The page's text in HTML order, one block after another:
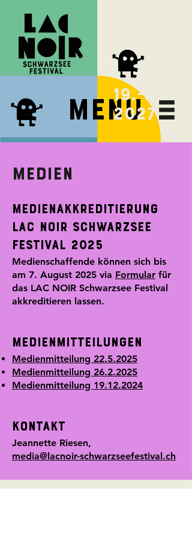
Menu
19.-21.8
2027
Medien
Medienakkreditierung
LAC NOIR Schwarzsee
Festival 2025
Medienschaffende können sich bis
am 7. August 2025 via Formular für
das LAC NOIR Schwarzsee Festival
akkreditieren lassen.
Medienmitteilungen
Medienmitteilung 22.5.2025
Medienmitteilung 26.2.2025
Medienmitteilung 19.12.2024
Kontakt
Jeannette Riesen,
media@lacnoir-schwarzseefestival.ch